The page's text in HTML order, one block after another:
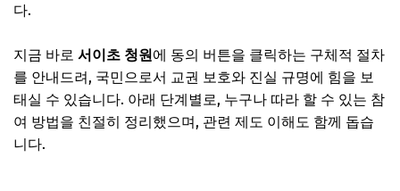
다.
지금 바로 서이초 청원에 동의 버튼을 클릭하는 구체적 절차
를 안내드려, 국민으로서 교권 보호와 진실 규명에 힘을 보
태실 수 있습니다. 아래 단계별로, 누구나 따라 할 수 있는 참
여 방법을 친절히 정리했으며, 관련 제도 이해도 함께 돕습
니다.